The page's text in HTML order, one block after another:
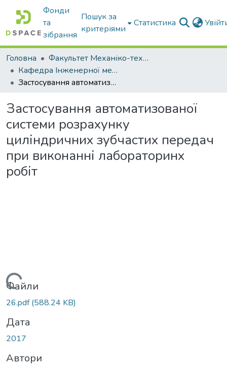
Фонди
та
зібрання
Пошук за
критеріями
Статистика
Головна
Факультет Механіко-технологічний
Кафедра Інженерної механіки та комп'ютерного проектування
Застосування автоматизованої системи розрахунку циліндричних зубчастих передач при виконанні лабораторинх робіт
Застосування автоматизованої
системи розрахунку
циліндричних зубчастих передач
при виконанні лабораторинх
робіт
Вантажиться...
Файли
26.pdf(588.24 KB)
Дата
2017
Автори